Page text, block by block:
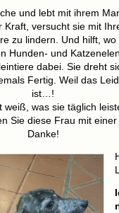
und lebt mit ihrem
Kraft, versucht sie mit
zu lindern. Und hilft, wo
Hunden- und
dabei. Sie dreht
Fertig. Weil das
ist…!
weiß, was sie täglich
Sie diese Frau mit
Danke!